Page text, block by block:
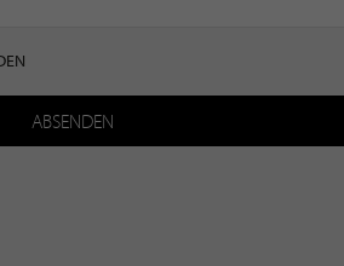
ABSENDEN